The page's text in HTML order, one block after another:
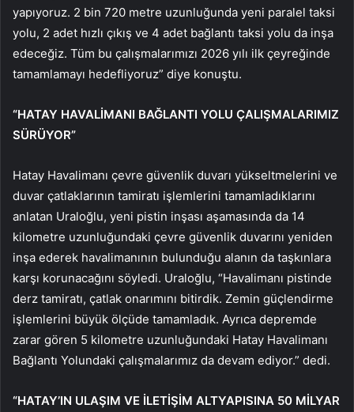
yapıyoruz. 2 bin 720 metre uzunluğunda yeni paralel taksi
yolu, 2 adet hızlı çıkış ve 4 adet bağlantı taksi yolu da inşa
edeceğiz. Tüm bu çalışmalarımızı 2026 yılı ilk çeyreğinde
tamamlamayı hedefliyoruz” diye konuştu.
“HATAY HAVALİMANI BAĞLANTI YOLU ÇALIŞMALARIMIZ
SÜRÜYOR”
Hatay Havalimanı çevre güvenlik duvarı yükseltmelerini ve
duvar çatlaklarının tamiratı işlemlerini tamamladıklarını
anlatan Uraloğlu, yeni pistin inşası aşamasında da 14
kilometre uzunluğundaki çevre güvenlik duvarını yeniden
inşa ederek havalimanının bulunduğu alanın da taşkınlara
karşı korunacağını söyledi. Uraloğlu, “Havalimanı pistinde
derz tamiratı, çatlak onarımını bitirdik. Zemin güçlendirme
işlemlerini büyük ölçüde tamamladık. Ayrıca depremde
zarar gören 5 kilometre uzunluğundaki Hatay Havalimanı
Bağlantı Yolundaki çalışmalarımız da devam ediyor.” dedi.
“HATAY’IN ULAŞIM VE İLETİŞİM ALTYAPISINA 50 MİLYAR